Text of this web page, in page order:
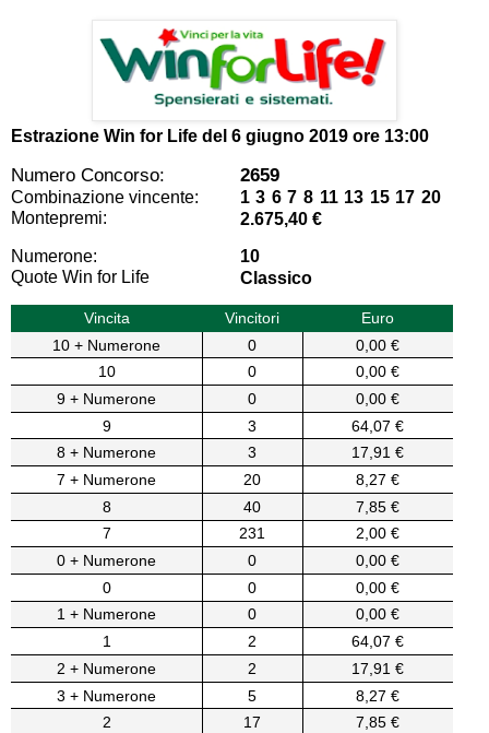
Estrazione Win for Life del 6 giugno 2019 ore 13:00
Numero Concorso: 2659
Combinazione vincente:
1 3 6 7 8 11 13 15 17 20
Montepremi:
2.675,40 €
Numerone:
10
Quote Win for Life
Classico
Vincita Vincitori
Euro
10 + Numerone
0
0,00 €
10
0
0,00 €
9 + Numerone
0
0,00 €
9
3
64,07 €
8 + Numerone
3
17,91 €
7 + Numerone
20
8,27 €
8
40
7,85 €
7
231
2,00 €
0 + Numerone
0
0,00 €
0
0
0,00 €
1 + Numerone
0
0,00 €
1
2
64,07 €
2 + Numerone
2
17,91 €
3 + Numerone
5
8,27 €
2
17
7,85 €